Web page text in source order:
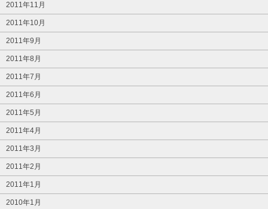
2011年11月
2011年10月
2011年9月
2011年8月
2011年7月
2011年6月
2011年5月
2011年4月
2011年3月
2011年2月
2011年1月
2010年1月